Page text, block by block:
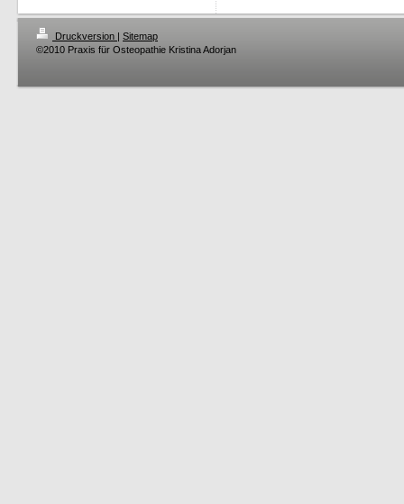
Druckversion | Sitemap
©2010 Praxis für Osteopathie Kristina Adorjan